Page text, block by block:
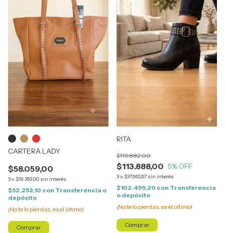
CARTERA LADY
$58.059,00
3x $19.353,00 sin interés
$52.253,10 con Transferencia o
depósito
¡No te lo pierdas, es el último!
Comprar
RITA
$113.888,00
$119.882,00
5% OFF
3x $37.962,67 sin interés
$102.499,20 con Transferencia
o depósito
¡No te lo pierdas, es el último!
Comprar